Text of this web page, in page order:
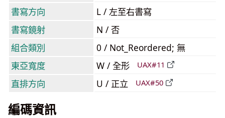
書寫方向
L / 左至右書寫
書寫鏡射
N / 否
組合類別
0 / Not_Reordered; 無
東亞寬度
W / 全形 UAX#11
直排方向 U / 正立 UAX#50
編碼資訊